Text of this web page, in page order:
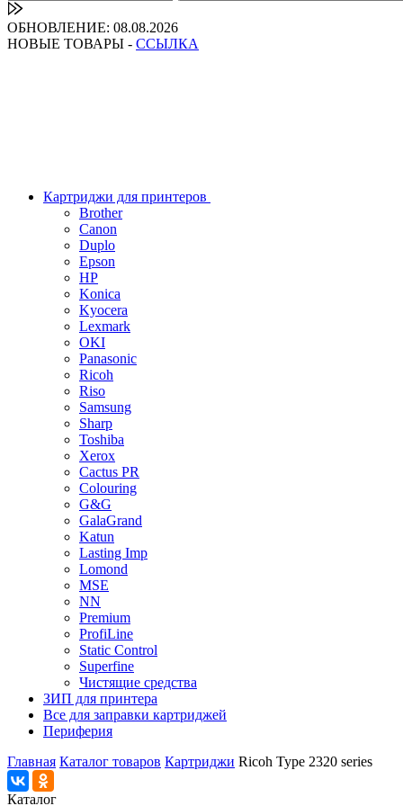
ОБНОВЛЕНИЕ: 08.08.2026
НОВЫЕ ТОВАРЫ - ССЫЛКА
Картриджи для принтеров
Brother
Canon
Duplo
Epson
HP
Konica
Kyocera
Lexmark
OKI
Panasonic
Ricoh
Riso
Samsung
Sharp
Toshiba
Xerox
Cactus PR
Colouring
G&G
GalaGrand
Katun
Lasting Imp
Lomond
MSE
NN
Premium
ProfiLine
Static Control
Superfine
Чистящие средства
ЗИП для принтера
Все для заправки картриджей
Периферия
Главная Каталог товаров Картриджи Ricoh Type 2320 series
Каталог